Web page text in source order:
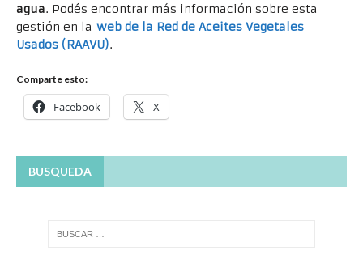
agua. Podés encontrar más información sobre esta
gestión en la web de la Red de Aceites Vegetales
Usados (RAAVU).
Comparte esto:
Facebook X
BUSQUEDA